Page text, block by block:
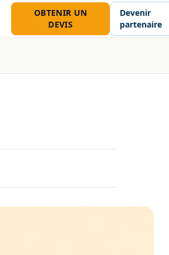
OBTENIR UN
DEVIS
Devenir
partenaire